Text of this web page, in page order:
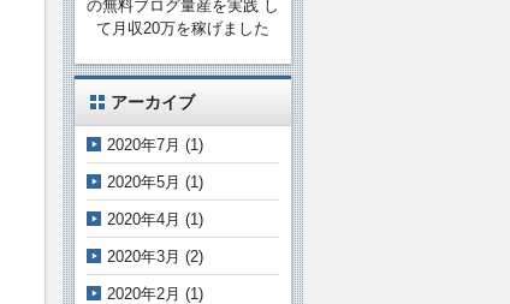
の無料ブログ量産を実践 し
て月収20万を稼げました
アーカイブ
2020年7月 (1)
2020年5月 (1)
2020年4月 (1)
2020年3月 (2)
2020年2月 (1)